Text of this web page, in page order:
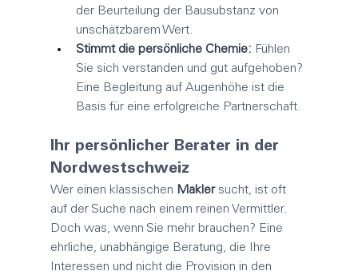
der Beurteilung der Bausubstanz von
unschätzbarem Wert.
Stimmt die persönliche Chemie: Fühlen
Sie sich verstanden und gut aufgehoben?
Eine Begleitung auf Augenhöhe ist die
Basis für eine erfolgreiche Partnerschaft.
Ihr persönlicher Berater in der
Nordwestschweiz
Wer einen klassischen Makler sucht, ist oft
auf der Suche nach einem reinen Vermittler.
Doch was, wenn Sie mehr brauchen? Eine
ehrliche, unabhängige Beratung, die Ihre
Interessen und nicht die Provision in den